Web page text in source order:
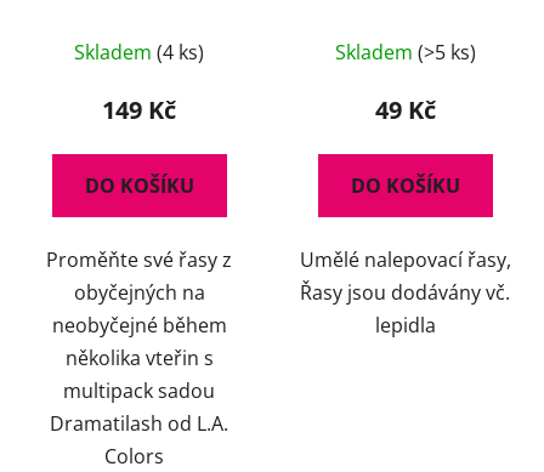
hodnocení
produktu
5,0
z
hvězdiček.
Skladem (4 ks)
149 Kč
DO KOŠÍKU
Proměňte své řasy z
obyčejných na
neobyčejné během
několika vteřin s
multipack sadou
Dramatilash od L.A.
Colors
Skladem (>5 ks)
49 Kč
DO KOŠÍKU
Umělé nalepovací řasy,
Řasy jsou dodávány vč.
lepidla